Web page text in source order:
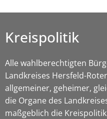
Kreispolitik
Alle wahlberechtigten
Landkreises Hersfeld-
allgemeiner, geheimer,
die Organe des
maßgeblich die